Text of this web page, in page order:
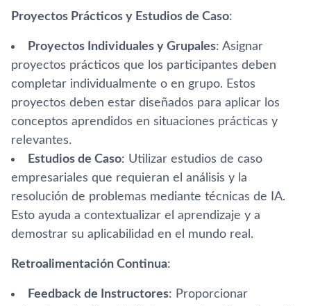
Proyectos Prácticos y Estudios de Caso:
Proyectos Individuales y Grupales: Asignar
proyectos prácticos que los participantes deben
completar individualmente o en grupo. Estos
proyectos deben estar diseñados para aplicar los
conceptos aprendidos en situaciones prácticas y
relevantes.
Estudios de Caso: Utilizar estudios de caso
empresariales que requieran el análisis y la
resolución de problemas mediante técnicas de IA.
Esto ayuda a contextualizar el aprendizaje y a
demostrar su aplicabilidad en el mundo real.
Retroalimentación Continua:
Feedback de Instructores: Proporcionar